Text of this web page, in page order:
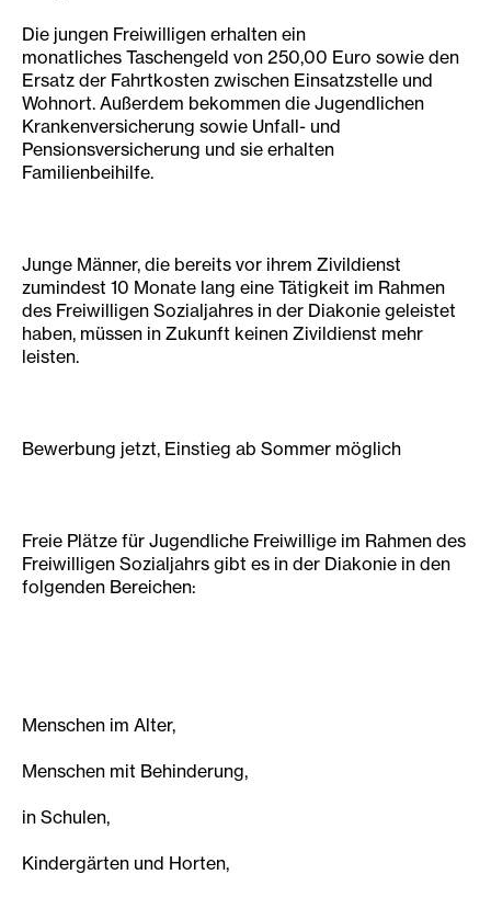
Die jungen Freiwilligen erhalten ein
monatliches Taschengeld von 250,00 Euro sowie den
Ersatz der Fahrtkosten zwischen Einsatzstelle und
Wohnort. Außerdem bekommen die Jugendlichen
Krankenversicherung sowie Unfall- und
Pensionsversicherung und sie erhalten
Familienbeihilfe.
Junge Männer, die bereits vor ihrem Zivildienst
zumindest 10 Monate lang eine Tätigkeit im Rahmen
des Freiwilligen Sozialjahres in der Diakonie geleistet
haben, müssen in Zukunft keinen Zivildienst mehr
leisten.
Bewerbung jetzt, Einstieg ab Sommer möglich
Freie Plätze für Jugendliche Freiwillige im Rahmen des
Freiwilligen Sozialjahrs gibt es in der Diakonie in den
folgenden Bereichen:
Menschen im Alter,
Menschen mit Behinderung,
in Schulen,
Kindergärten und Horten,